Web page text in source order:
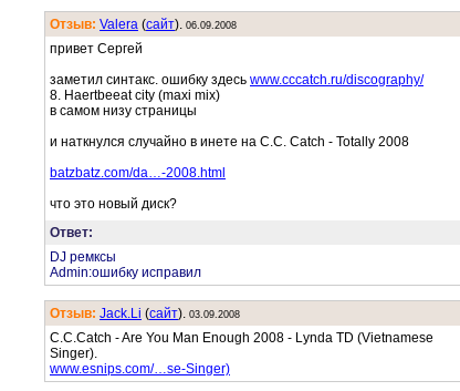
Отзыв: Valera (cайт). 06.09.2008
привет Сергей
заметил синтакс. ошибку здесь www.cccatch.ru/discography/
8. Haertbeeat city (maxi mix)
в самом низу страницы
и наткнулся случайно в инете на C.C. Catch - Totally 2008
batzbatz.com/da…-2008.html
что это новый диск?
Ответ:
DJ ремксы
Admin:ошибку исправил
Отзыв: Jack.Li (cайт). 03.09.2008
C.C.Catch - Are You Man Enough 2008 - Lynda TD (Vietnamese
Singer).
www.esnips.com/…se-Singer)